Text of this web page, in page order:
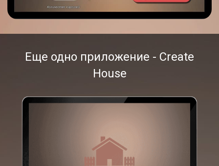
Еще одно приложение - Create
House